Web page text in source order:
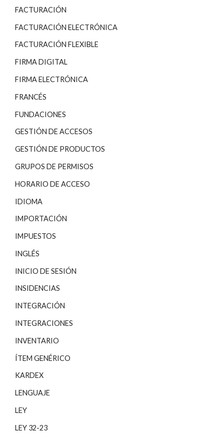
FACTURACIÓN
FACTURACIÓN ELECTRÓNICA
FACTURACIÓN FLEXIBLE
FIRMA DIGITAL
FIRMA ELECTRÓNICA
FRANCÉS
FUNDACIONES
GESTIÓN DE ACCESOS
GESTIÓN DE PRODUCTOS
GRUPOS DE PERMISOS
HORARIO DE ACCESO
IDIOMA
IMPORTACIÓN
IMPUESTOS
INGLÉS
INICIO DE SESIÓN
INSIDENCIAS
INTEGRACIÓN
INTEGRACIONES
INVENTARIO
ÍTEM GENÉRICO
KARDEX
LENGUAJE
LEY
LEY 32-23